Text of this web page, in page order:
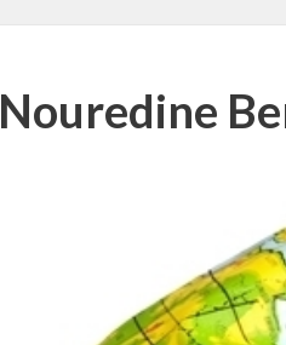
Nouredine